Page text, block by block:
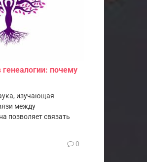
почему
изучающая
между
позволяет связать
0